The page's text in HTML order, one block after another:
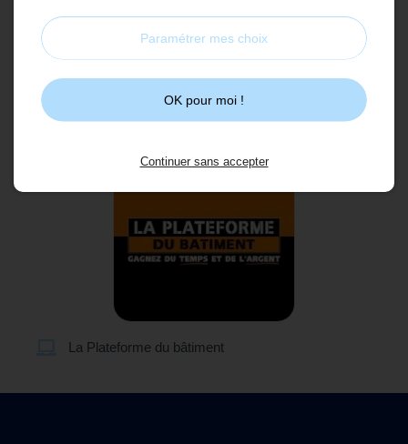
La Plateforme du bâtiment
Paramétrer mes choix
OK pour moi !
Continuer sans accepter